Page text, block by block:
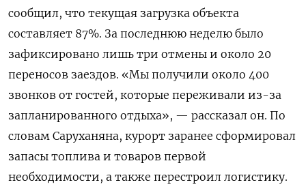
сообщил, что текущая загрузка объекта
составляет 87%. За последнюю неделю было
зафиксировано лишь три отмены и около 20
переносов заездов. «Мы получили около 400
звонков от гостей, которые переживали из-за
запланированного отдыха», — рассказал он. По
словам Саруханяна, курорт заранее сформировал
запасы топлива и товаров первой
необходимости, а также перестроил логистику.